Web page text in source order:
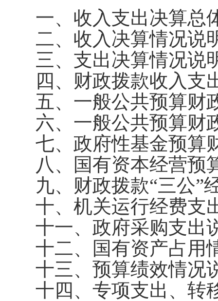
一、收入支出决算总
二、收入决算情况说
三、支出决算情况说
四、财政拨款收入支
五、一般公共预算财
六、一般公共预算财
七、政府性基金预算
八、国有资本经营预
九、财政拨款“三公”
十、机关运行经费支
十一、政府采购支出
十二、国有资产占用
十三、预算绩效情况
十四、专项支出、转